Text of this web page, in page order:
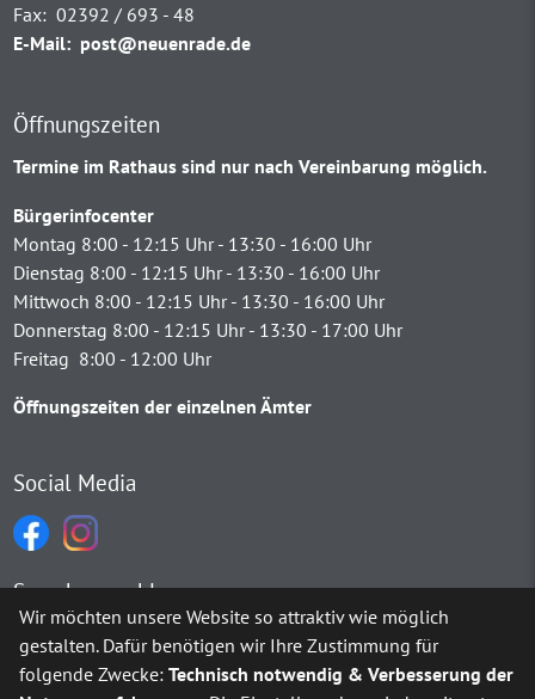
Fax: 02392 / 693 - 48
E-Mail: post@neuenrade.de
Öffnungszeiten
Termine im Rathaus sind nur nach Vereinbarung möglich.
Bürgerinfocenter
Montag 8:00 - 12:15 Uhr - 13:30 - 16:00 Uhr
Dienstag 8:00 - 12:15 Uhr - 13:30 - 16:00 Uhr
Mittwoch 8:00 - 12:15 Uhr - 13:30 - 16:00 Uhr
Donnerstag 8:00 - 12:15 Uhr - 13:30 - 17:00 Uhr
Freitag 8:00 - 12:00 Uhr
Öffnungszeiten der einzelnen Ämter
Social Media
Sprachauswahl
Möchten Sie vonGoogle Translate bereitgestellte externe
Wir möchten unsere Website so attraktiv wie möglich
gestalten. Dafür benötigen wir Ihre Zustimmung für
folgende Zwecke:Technisch notwendig & Verbesserung der